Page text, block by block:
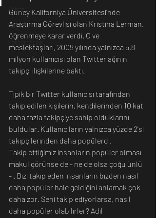
Sanat
Doğa
Fotoğrafçılık
Güney Kaliforniya Üniversitesi'nde
Araştırma Görevlisi olan Kristina Lerman,
öğrenmeye karar verdi. O ve
meslektaşları, 2009 yılında yalnızca 5,8
milyon kullanıcısı olan Twitter ağının
takipçi ilişkilerine baktı.
Tipik bir Twitter kullanıcısı tarafından
takip edilen kişilerin, kendilerinden 10 kat
daha fazla takipçiye sahip olduklarını
buldular. Kullanıcıların yalnızca yüzde 2'si
takipçilerinden daha popülerdi.
Takip ettiğimiz insanların popüler olması
makul görünse de - ne de olsa çoğu ünlü
- . Bizi takip eden insanların bizden nasıl
daha popüler hale geldiğini anlamak çok
daha zor. Seni takip ediyorlarsa, nasıl
daha popüler olabilirler? Adil